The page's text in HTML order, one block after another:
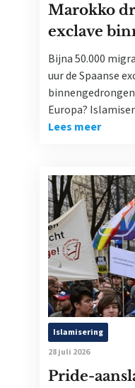
Marokko
exclave
Bijna 50.000
uur de Spaanse
Europa?
Lees meer
Islamisering
28 juli 2026
Pride-